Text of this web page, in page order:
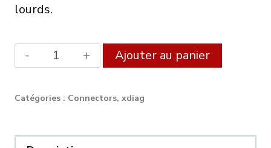
lourds.
quantité
de
KINGBOLEN
Ajouter au panier
Catégories : Connectors, xdiag